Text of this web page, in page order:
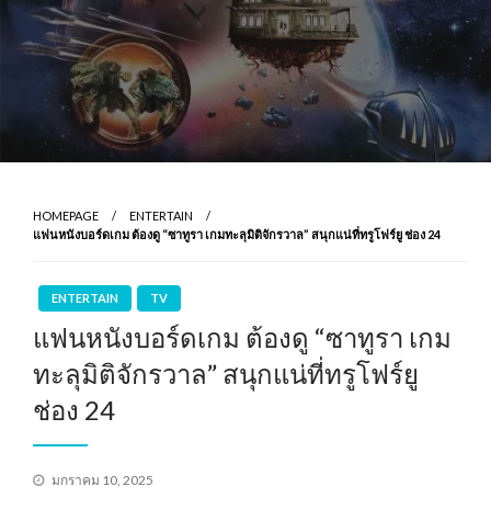
HOMEPAGE
ENTERTAIN
แฟนหนังบอร์ดเกม ต้องดู “ซาทูรา เกมทะลุมิติจักรวาล” สนุกแน่ที่ทรูโฟร์ยู ช่อง 24
ENTERTAIN TV
แฟนหนังบอร์ดเกม ต้องดู “ซาทูรา เกม
ทะลุมิติจักรวาล” สนุกแน่ที่ทรูโฟร์ยู
ช่อง 24
Posted
มกราคม 10, 2025